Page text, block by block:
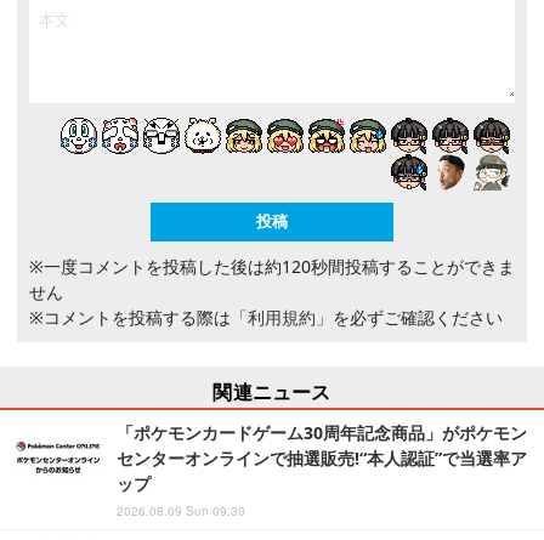
※一度コメントを投稿した後は約120秒間投稿することができま
せん
※コメントを投稿する際は 「利用規約」 を必ずご確認ください
関連ニュース
「ポケモンカードゲーム30周年記念商品」がポケモン
センターオンラインで抽選販売!“本人認証”で当選率ア
ップ
2026.08.09 Sun 09:30